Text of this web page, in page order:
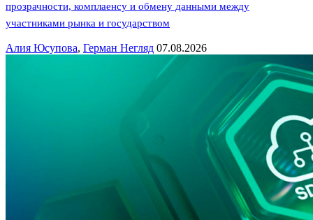
прозрачности, комплаенсу и обмену данными между
участниками рынка и государством
Алия Юсупова, Герман Негляд 07.08.2026